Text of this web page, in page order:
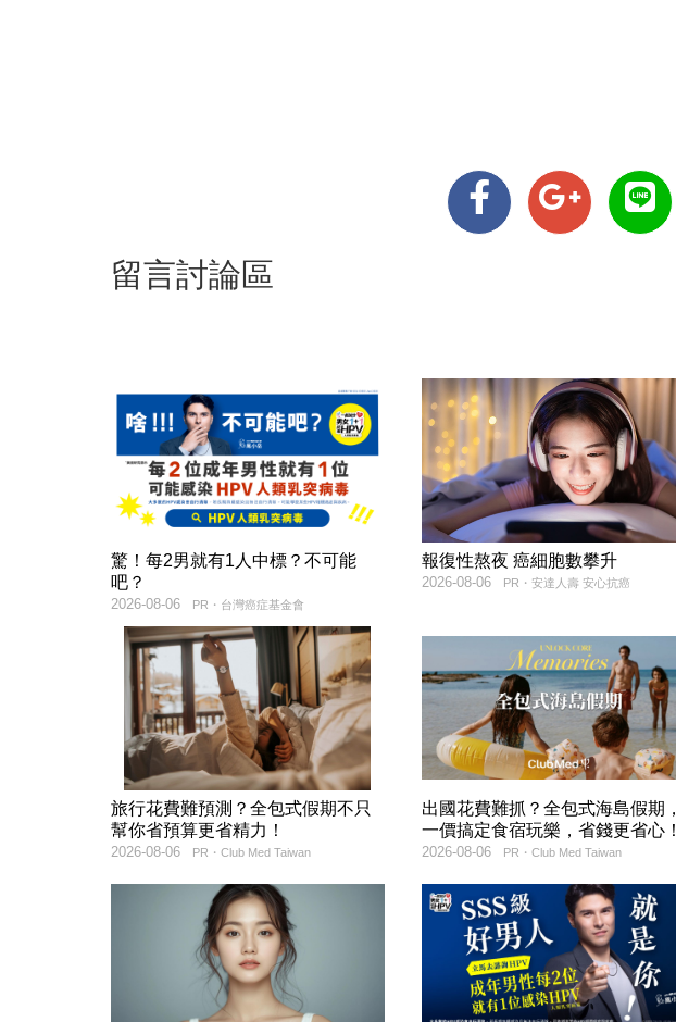
留言討論區
驚！每2男就有1人中標？不可能
吧？
PR・台灣癌症基金會
2026-08-06
報復性熬夜 癌細胞數攀升
PR・安達人壽 安心抗癌
2026-08-06
旅行花費難預測？全包式假期不只
幫你省預算更省精力！
PR・Club Med Taiwan
2026-08-06
出國花費難抓？全包式海島假期，
一價搞定食宿玩樂，省錢更省心！
PR・Club Med Taiwan
2026-08-06